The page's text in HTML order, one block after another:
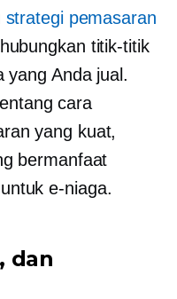
strategi pemasaran
titik-titik
yang Anda jual.
cara
yang kuat,
bermanfaat
e-niaga.
dan